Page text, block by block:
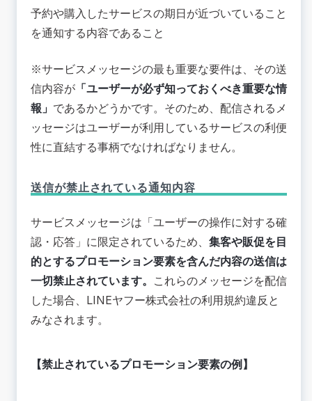
予約や購入したサービスの期日が近づいていること
を通知する内容であること
※サービスメッセージの最も重要な要件は、その送
信内容が 「ユーザーが必ず知っておくべき重要な情
報」 であるかどうかです。そのため、配信されるメ
ッセージはユーザーが利用しているサービスの利便
性に直結する事柄でなければなりません。
送信が禁止されている通知内容
サービスメッセージは「ユーザーの操作に対する確
認・応答」に限定されているため、 集客や販促を目
的とするプロモーション要素を含んだ内容の送信は
一切禁止されています。 これらのメッセージを配信
した場合、LINEヤフー株式会社の利用規約違反と
みなされます。
【禁止されているプロモーション要素の例】